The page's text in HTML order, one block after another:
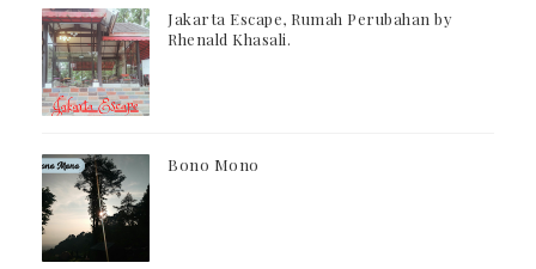
Jakarta Escape, Rumah Perubahan by
Rhenald Khasali.
Bono Mono